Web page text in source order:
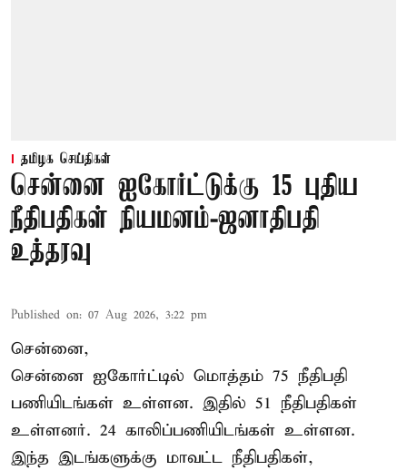
தமிழக செய்திகள்
சென்னை ஐகோர்ட்டுக்கு 15 புதிய
நீதிபதிகள் நியமனம்-ஜனாதிபதி
உத்தரவு
Published on: 07 Aug 2026, 3:22 pm
சென்னை,
சென்னை ஐகோர்ட்டில் மொத்தம் 75 நீதிபதி
பணியிடங்கள் உள்ளன. இதில் 51 நீதிபதிகள்
உள்ளனர். 24 காலிப்பணியிடங்கள் உள்ளன.
இந்த இடங்களுக்கு மாவட்ட நீதிபதிகள்,